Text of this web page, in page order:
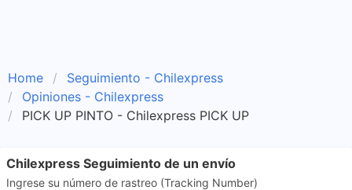
Home
Seguimiento - Chilexpress
Opiniones - Chilexpress
PICK UP PINTO - Chilexpress PICK UP
Chilexpress Seguimiento de un envío
Ingrese su número de rastreo (Tracking Number)